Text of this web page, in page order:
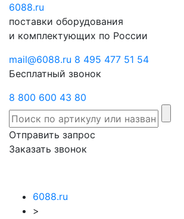
6088.ru
поставки оборудования
и комплектующих по России
mail@6088.ru 8 495 477 51 54
Бесплатный звонок
8 800 600 43 80
Отправить запрос
Заказать звонок
6088.ru
>
Отправить
запрос
звонок